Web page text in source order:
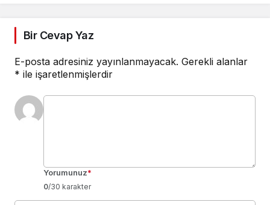
Bir Cevap Yaz
E-posta adresiniz yayınlanmayacak. Gerekli alanlar
* ile işaretlenmişlerdir
Yorumunuz*
0/30 karakter